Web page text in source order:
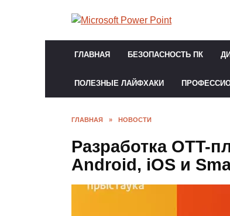
ГЛАВНАЯ БЕЗОПАСНОСТЬ ПК
ПОЛЕЗНЫЕ ЛАЙФХАКИ
ГЛАВНАЯ » НОВОСТИ
Разработка OTT-
Android, iOS и